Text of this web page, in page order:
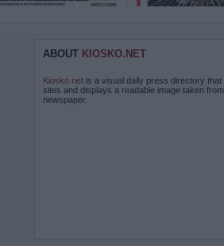
ABOUT KIOSKO.NET
Kiosko.net is a visual daily press directory
sites and displays a readable image taken
newspaper.